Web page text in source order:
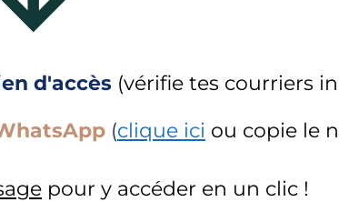
d'accès (vérifie tes courriers
(clique ici ou copie le
pour y accéder en un clic !